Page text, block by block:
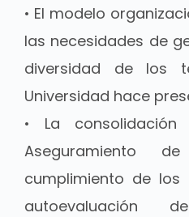
• El modelo
las necesidades de
diversidad de los
Universidad hace
• La
Aseguramiento
cumplimiento de